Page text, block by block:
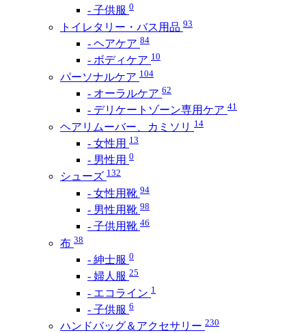
- 子供服 0
トイレタリー・バス用品 93
- ヘアケア 84
- ボディケア 10
パーソナルケア 104
- オーラルケア 62
- デリケートゾーン専用ケア 41
ヘアリムーバー、カミソリ 14
- 女性用 13
- 男性用 0
シューズ 132
- 女性用靴 94
- 男性用靴 98
- 子供用靴 46
布 38
- 紳士服 0
- 婦人服 25
- エコライン 1
- 子供服 6
ハンドバッグ＆アクセサリー 230